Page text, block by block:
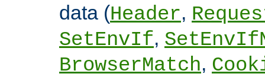
data (Header,
SetEnvIf,
BrowserMatch,